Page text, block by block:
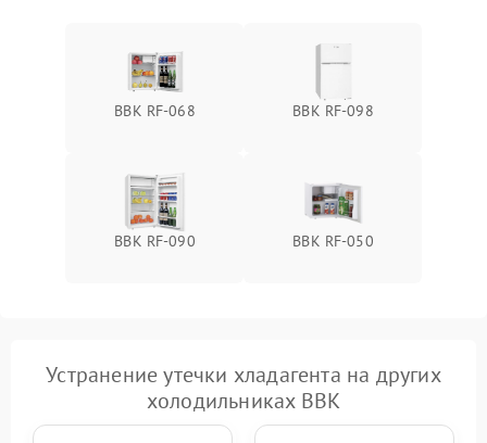
BBK RF-068 BBK RF-098
BBK RF-090 BBK RF-050
Устранение утечки хладагента на других
холодильниках BBK